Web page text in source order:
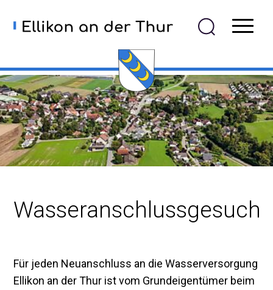
Navigieren in Ellikon an
Wasseranschlussgesuch
Für jeden Neuanschluss an die Wasserversorgung
Ellikon an der Thur ist vom Grundeigentümer beim